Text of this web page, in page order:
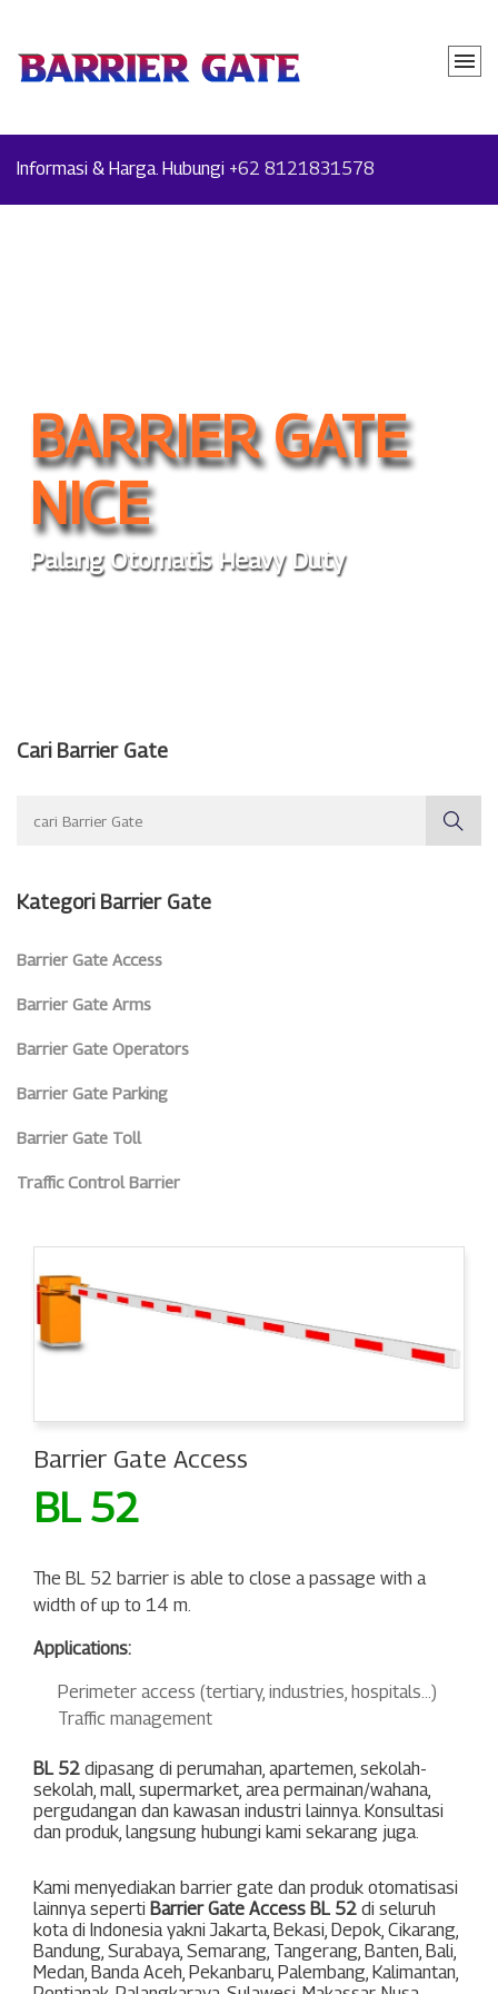
Informasi & Harga. Hubungi +62 8121831578
BARRIER GATE
NICE
Palang Otomatis Heavy Duty
Cari Barrier Gate
Kategori Barrier Gate
Barrier Gate Access
Barrier Gate Arms
Barrier Gate Operators
Barrier Gate Parking
Barrier Gate Toll
Traffic Control Barrier
Barrier Gate Access
BL 52
The BL 52 barrier is able to close a passage with a
width of up to 14 m.
Applications:
Perimeter access (tertiary, industries, hospitals…)
Traffic management
BL 52 dipasang di perumahan, apartemen, sekolah-
sekolah, mall, supermarket, area permainan/wahana,
pergudangan dan kawasan industri lainnya. Konsultasi
dan produk, langsung hubungi kami sekarang juga.
Kami menyediakan barrier gate dan produk otomatisasi
lainnya seperti Barrier Gate Access BL 52 di seluruh
kota di Indonesia yakni Jakarta Bekasi Depok Cikarang
Bandung Surabaya Semarang Tangerang Banten Bali
Medan Banda Aceh Pekanbaru Palembang Kalimantan